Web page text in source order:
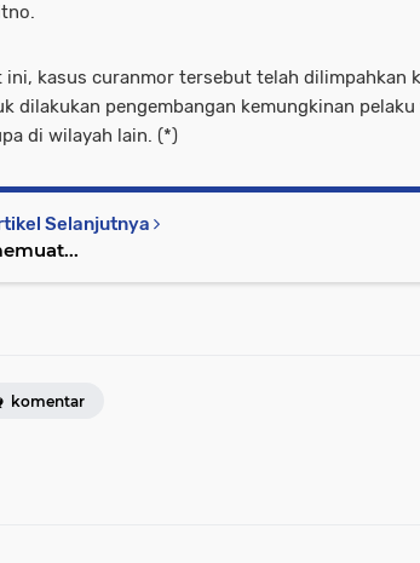
ini, kasus curanmor tersebut telah dilimpahkan
dilakukan pengembangan kemungkinan
di wilayah lain. (*)
Selanjutnya
komentar